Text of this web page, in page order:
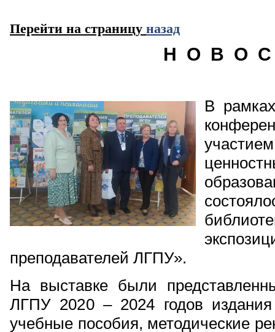
Перейти на страницу назад
Н О В О
В
преподавателей ЛГПУ».
На выставке были
ЛГПУ 2020 – 2024 годов
учебные пособия, методические